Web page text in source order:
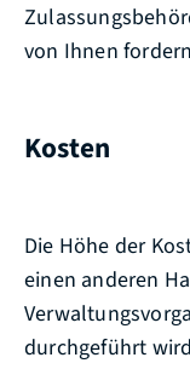
von Ihnen
Kosten
Die Höhe der
einen anderen
durchgeführt